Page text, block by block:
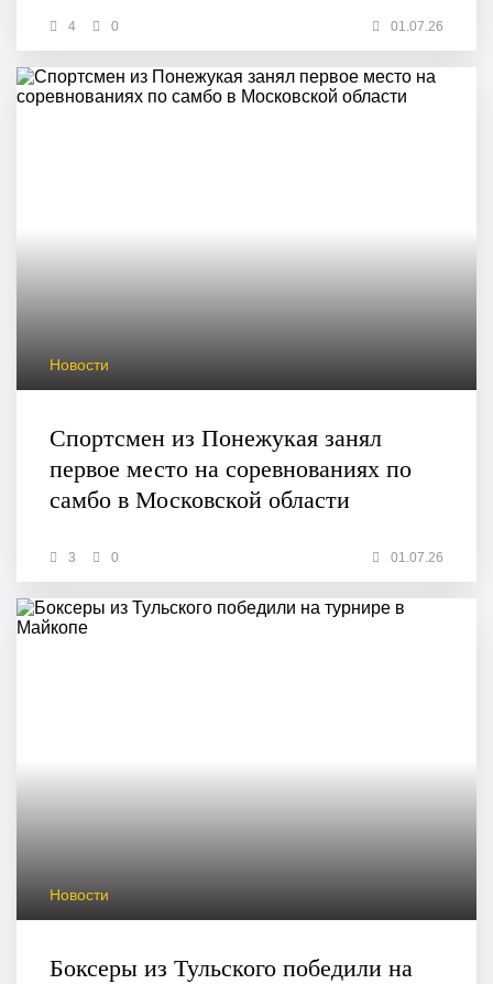
4 0 01.07.26
Новости
Спортсмен из Понежукая занял
первое место на соревнованиях по
самбо в Московской области
3 0 01.07.26
Новости
Боксеры из Тульского победили на